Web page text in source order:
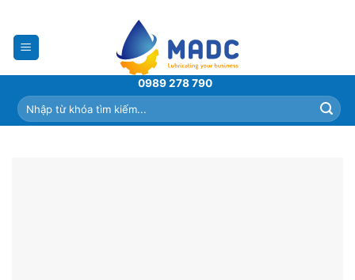
content
0989 278 790
Tìm
kiếm: